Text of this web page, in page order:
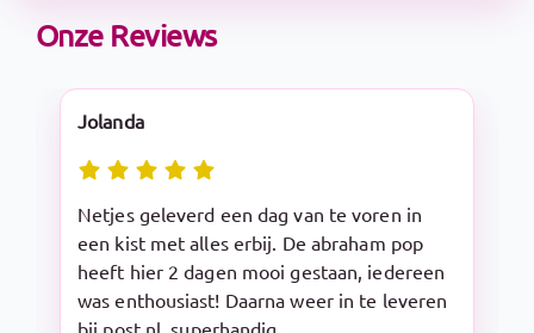
Onze Reviews
Nadine
Snelle levering en makkelijk op te zetten.
De Sarah pop is een aanrader!
Bekijk onze reviews op